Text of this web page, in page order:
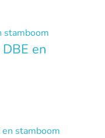
en
stamboom